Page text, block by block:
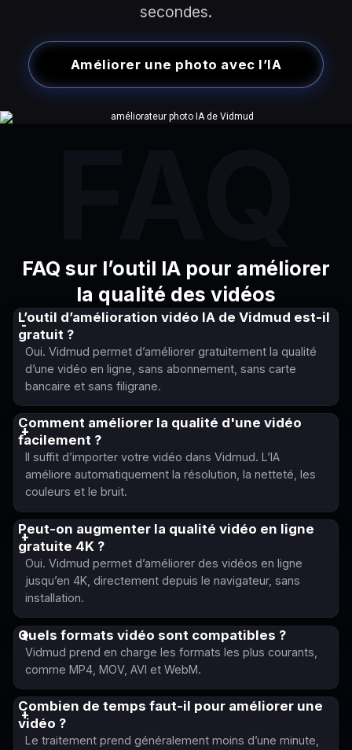
secondes.
Améliorer une photo avec l’IA
FAQ sur l’outil IA pour améliorer
la qualité des vidéos
L’outil d’amélioration vidéo IA de Vidmud est-il
gratuit ?
Oui. Vidmud permet d’améliorer gratuitement la qualité
d’une vidéo en ligne, sans abonnement, sans carte
bancaire et sans filigrane.
Comment améliorer la qualité d'une vidéo
facilement ?
Il suffit d’importer votre vidéo dans Vidmud. L’IA
améliore automatiquement la résolution, la netteté, les
couleurs et le bruit.
Peut-on augmenter la qualité vidéo en ligne
gratuite 4K ?
Oui. Vidmud permet d’améliorer des vidéos en ligne
jusqu’en 4K, directement depuis le navigateur, sans
installation.
Quels formats vidéo sont compatibles ?
Vidmud prend en charge les formats les plus courants,
comme MP4, MOV, AVI et WebM.
Combien de temps faut-il pour améliorer une
vidéo ?
Le traitement prend généralement moins d’une minute,